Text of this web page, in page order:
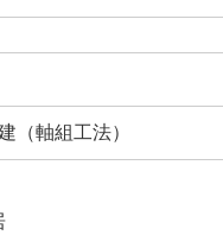
（軸組工法）